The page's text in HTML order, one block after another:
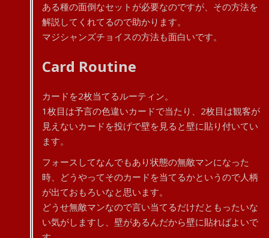
ある種の面倒なセットが必要なのですが、その方法を
解説してくれてるので助かります。
マジシャンズチョイスの方法も面白いです。
Card Routine
カードを2枚当てるルーティン。
1枚目は予言の色違いカードで当たり、2枚目は観客が
見えないカードを投げで壁を見ると壁に貼り付いてい
ます。
フォースしてなんでもあり状態の無敵マンになった
時、どうやってそのカードを当てるかというので人柄
が出ておもろいなと思います。
どうせ無敵マンなので言い当てるだけだともったいな
い気がしますし、壁があるんだから壁に貼ればよいで